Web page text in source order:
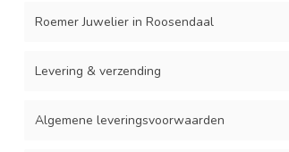
Roemer Juwelier in Roosendaal
Levering & verzending
Algemene leveringsvoorwaarden